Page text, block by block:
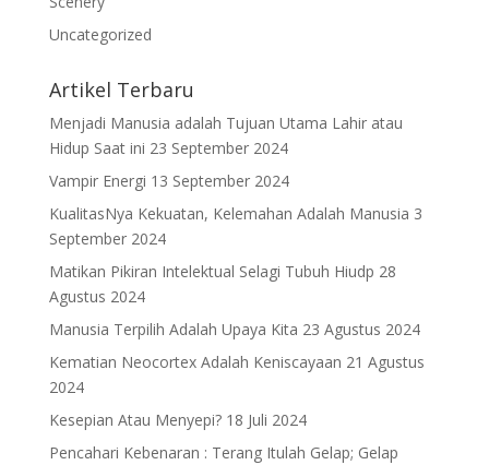
Uncategorized
Artikel Terbaru
Menjadi Manusia adalah Tujuan Utama Lahir atau
Hidup Saat ini 23 September 2024
Vampir Energi 13 September 2024
KualitasNya Kekuatan, Kelemahan Adalah Manusia 3
September 2024
Matikan Pikiran Intelektual Selagi Tubuh Hiudp 28
Agustus 2024
Manusia Terpilih Adalah Upaya Kita 23 Agustus 2024
Kematian Neocortex Adalah Keniscayaan 21 Agustus
2024
Kesepian Atau Menyepi? 18 Juli 2024
Pencahari Kebenaran : Terang Itulah Gelap; Gelap